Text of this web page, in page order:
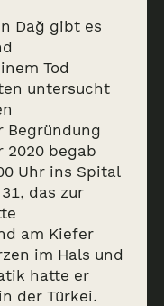
Dağ gibt es
Tod
untersucht
Begründung
2020 begab
Uhr ins Spital
das zur
am Kiefer
im Hals und
hatte er
der Türkei.